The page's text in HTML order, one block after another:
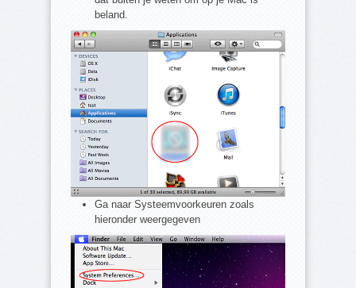
beland.
Ga naar Systeemvoorkeuren zoals
hieronder weergegeven